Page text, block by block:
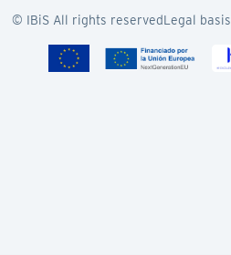
© IBiS All rights reservedLegal basis